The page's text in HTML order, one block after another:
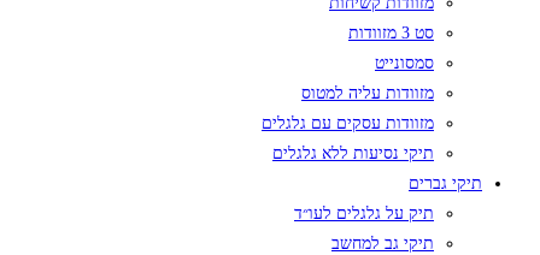
סט 3 מזוודות
סמסונייט
מזוודות עליה למטוס
מזוודות עסקים עם גלגלים
תיקי נסיעות ללא גלגלים
תיקי גברים
תיק על גלגלים לעו״ד
תיקי גב למחשב